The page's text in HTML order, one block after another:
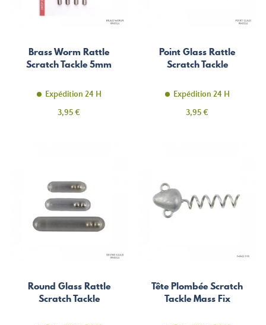
Brass Worm Rattle
Scratch Tackle 5mm
Expédition 24 H
Prix
3,95 €
Point Glass Rattle
Scratch Tackle
Expédition 24 H
Prix
3,95 €
Round Glass Rattle
Scratch Tackle
Tête Plombée Scratch
Tackle Mass Fix